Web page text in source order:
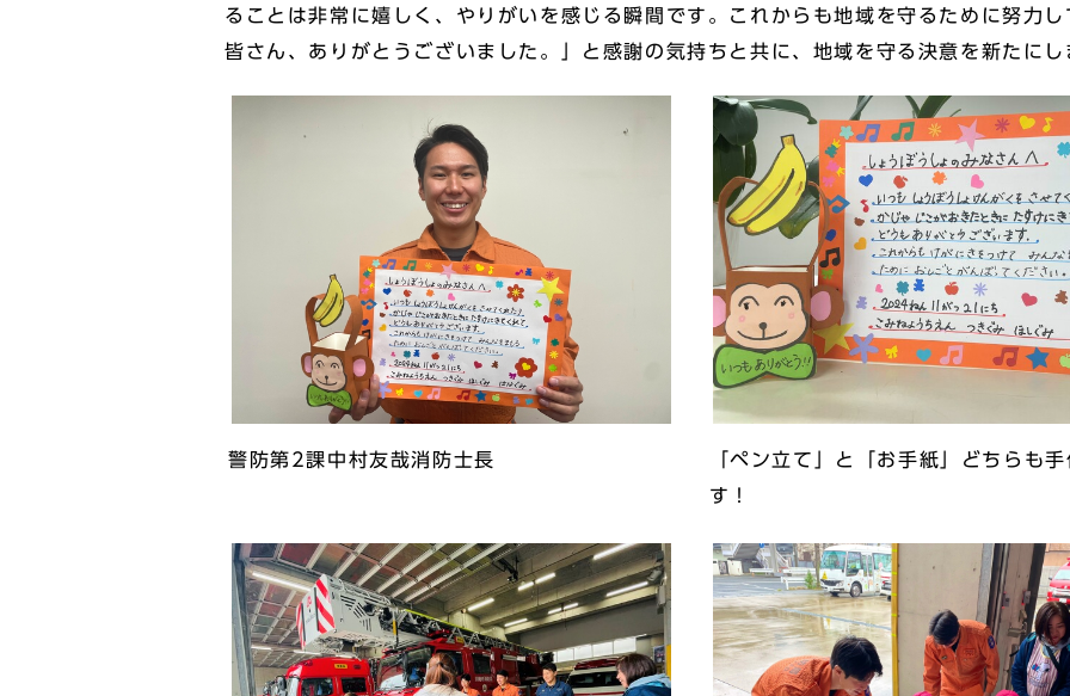
ることは非常に嬉しく、やりがいを感じる瞬間です。これからも地域を守るために努力
皆さん、ありがとうございました。」と感謝の気持ちと共に、地域を守る決意を新たにし
警防第2課中村友哉消防士長
「ペン立て」と「お手紙」どちらも
す！